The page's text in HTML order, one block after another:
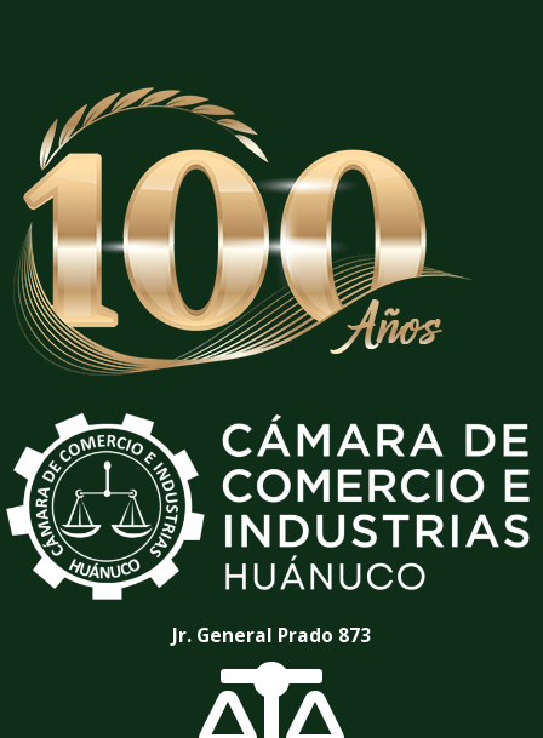
Jr. General Prado 873